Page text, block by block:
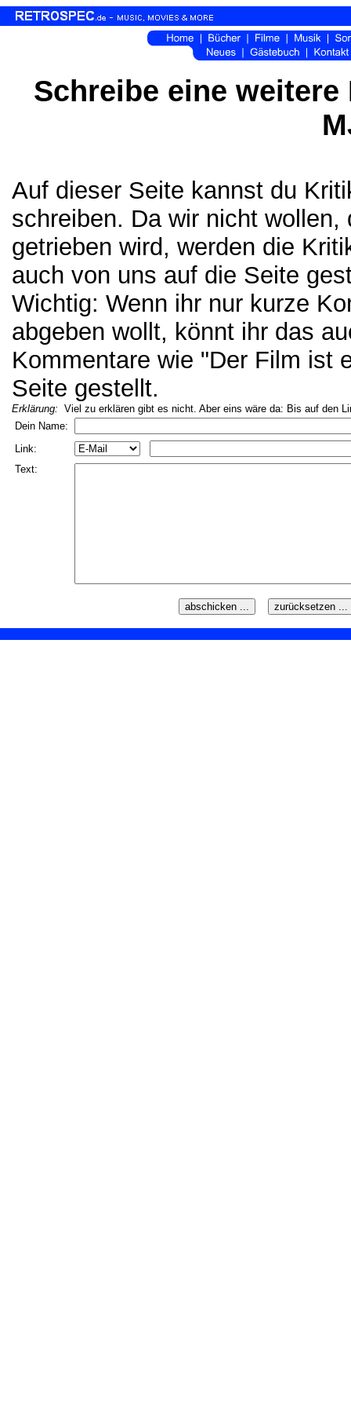
Schreibe eine
Auf dieser Seite kannst du
schreiben. Da wir nicht
getrieben wird, werden die
auch von uns auf die Seite
Wichtig: Wenn ihr nur kurze
abgeben wollt, könnt ihr das
Kommentare wie "Der Film ist
Seite gestellt.
Erklärung: Viel zu erklären gibt es nicht. Aber eins wäre da: Bis auf den
Dein Name:
Link:
Text: